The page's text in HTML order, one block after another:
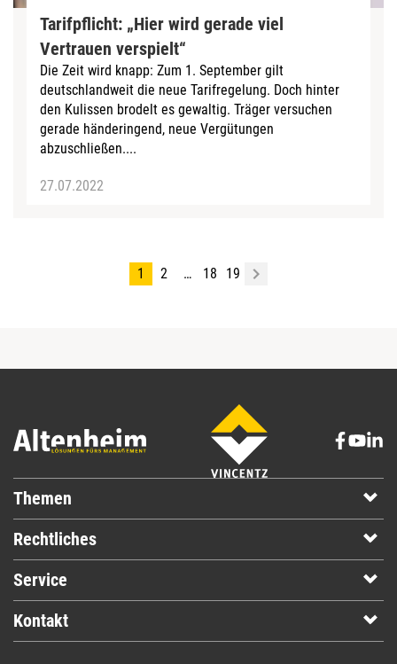
Tarifpflicht: „Hier wird gerade viel
Vertrauen verspielt“
Die Zeit wird knapp: Zum 1. September gilt
deutschlandweit die neue Tarifregelung. Doch hinter
den Kulissen brodelt es gewaltig. Träger versuchen
gerade händeringend, neue Vergütungen
abzuschließen....
27.07.2022
1 2 … 18 19
Themen
Rechtliches
Service
Kontakt